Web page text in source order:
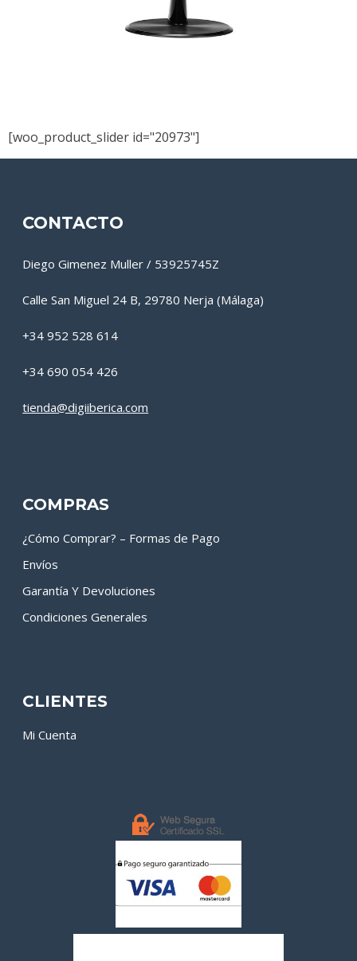
[woo_product_slider id="20973"]
CONTACTO
Diego Gimenez Muller / 53925745Z
Calle San Miguel 24 B, 29780 Nerja (Málaga)
+34 952 528 614
+34 690 054 426
tienda@digiiberica.com
COMPRAS
¿Cómo Comprar? – Formas de Pago
Envíos
Garantía Y Devoluciones
Condiciones Generales
CLIENTES
Mi Cuenta